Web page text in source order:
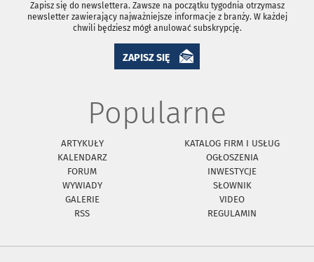
Zapisz się do newslettera. Zawsze na początku tygodnia otrzymasz
newsletter zawierający najważniejsze informacje z branży. W każdej
chwili będziesz mógł anulować subskrypcję.
ZAPISZ SIĘ
Popularne
ARTYKUŁY
KATALOG FIRM I USŁUG
KALENDARZ
OGŁOSZENIA
FORUM
INWESTYCJE
WYWIADY
SŁOWNIK
GALERIE
VIDEO
RSS
REGULAMIN